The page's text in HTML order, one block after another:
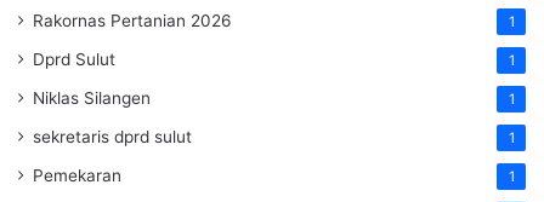
Rakornas Pertanian 2026 1
Dprd Sulut 1
Niklas Silangen 1
sekretaris dprd sulut 1
Pemekaran 1